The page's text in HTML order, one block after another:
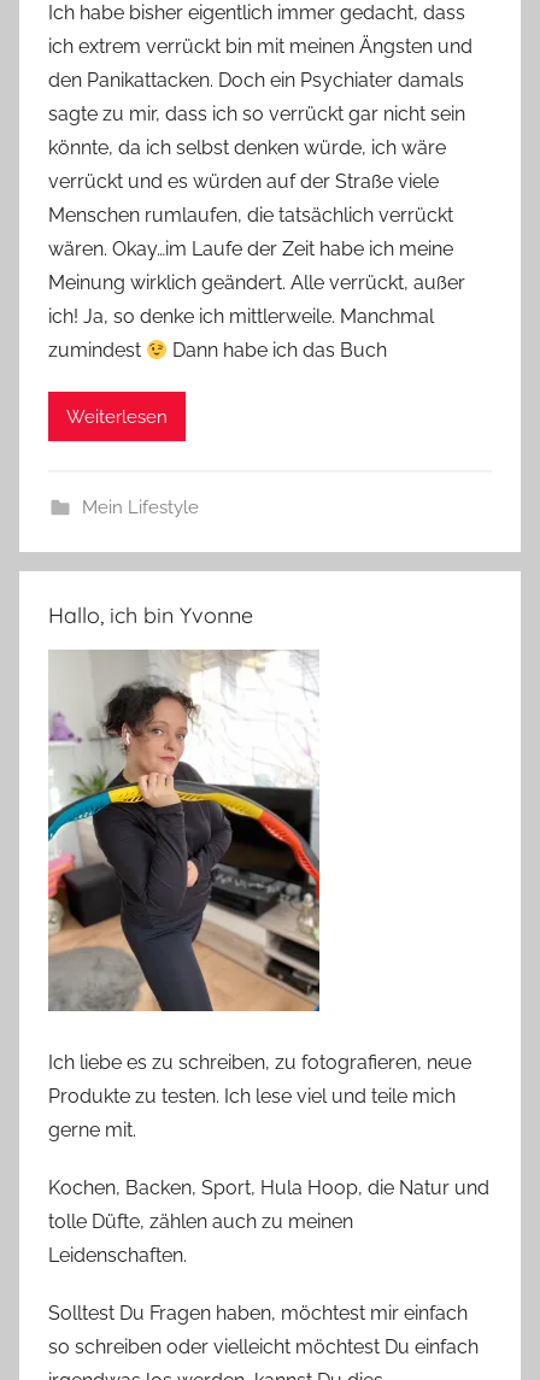
n
Y
v
o
n
n
e
Ich habe bisher eigentlich immer gedacht, dass
ich extrem verrückt bin mit meinen Ängsten und
den Panikattacken. Doch ein Psychiater damals
sagte zu mir, dass ich so verrückt gar nicht sein
könnte, da ich selbst denken würde, ich wäre
verrückt und es würden auf der Straße viele
Menschen rumlaufen, die tatsächlich verrückt
wären. Okay…im Laufe der Zeit habe ich meine
Meinung wirklich geändert. Alle verrückt, außer
ich! Ja, so denke ich mittlerweile. Manchmal
zumindest
Dann habe ich das Buch
Weiterlesen
Mein Lifestyle
Hallo, ich bin Yvonne
Ich liebe es zu schreiben, zu fotografieren, neue
Produkte zu testen. Ich lese viel und teile mich
gerne mit.
Kochen, Backen, Sport, Hula Hoop, die Natur und
tolle Düfte, zählen auch zu meinen
Leidenschaften.
Solltest Du Fragen haben, möchtest mir einfach
so schreiben oder vielleicht möchtest Du einfach